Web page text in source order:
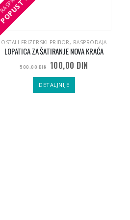
BY FAMA, ITALIJANSKA KOZMETIKA ZA
OSTALI FRIZERSKI PRIBOR, RASPRODAJA
LOPATICA ZA ŠATIRANJE NOVA KRAĆA
500,00DIN Originalna
cena
je
bila:
500,00 DIN.
100,00 DIN
DETALJNIJE